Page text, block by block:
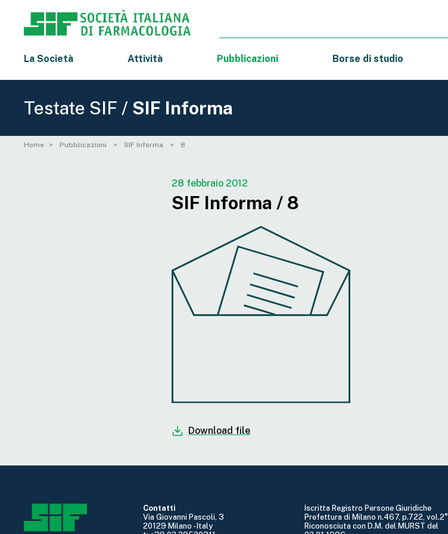
La Società Attività Pubblicazioni Borse di studio
Testate SIF / SIF Informa
Home Pubblicazioni SIF Informa 8
28 febbraio 2012
SIF Informa / 8
Download file
Contatti
Via Giovanni Pascoli, 3
20129 Milano - Italy
Iscritta Registro Persone Giuridiche
Prefettura di Milano n.467, p.722, vol.2°
Riconosciuta con D.M. del MURST del